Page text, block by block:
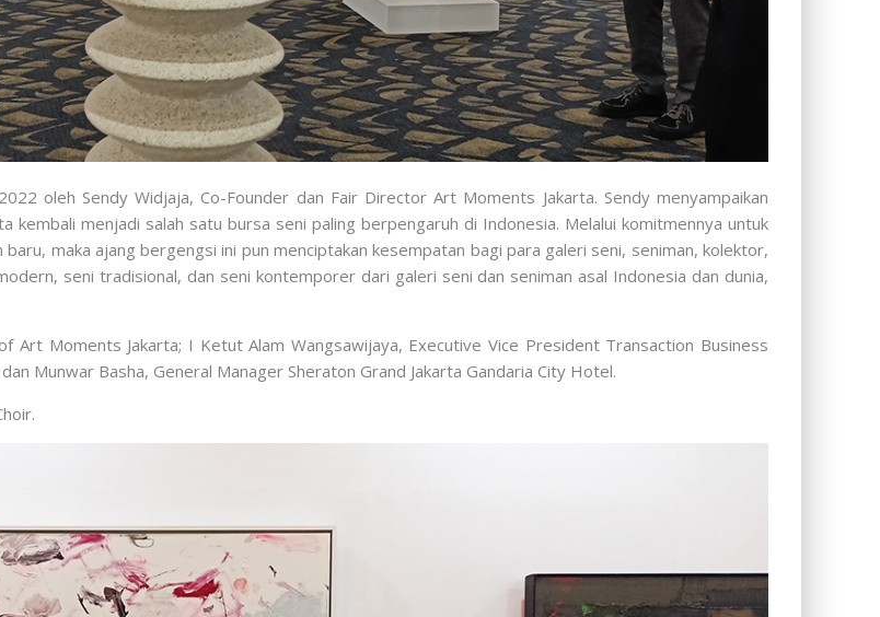
oleh Sendy Widjaja, Co-Founder dan Fair Director Art Moments Jakarta. Sendy menyampaikan
kembali menjadi salah satu bursa seni paling berpengaruh di Indonesia. Melalui komitmennya untuk
maka ajang bergengsi ini pun menciptakan kesempatan bagi para galeri seni, seniman, kolektor,
seni tradisional, dan seni kontemporer dari galeri seni dan seniman asal Indonesia dan dunia,
Art Moments Jakarta; I Ketut Alam Wangsawijaya, Executive Vice President Transaction Business
Munwar Basha, General Manager Sheraton Grand Jakarta Gandaria City Hotel.